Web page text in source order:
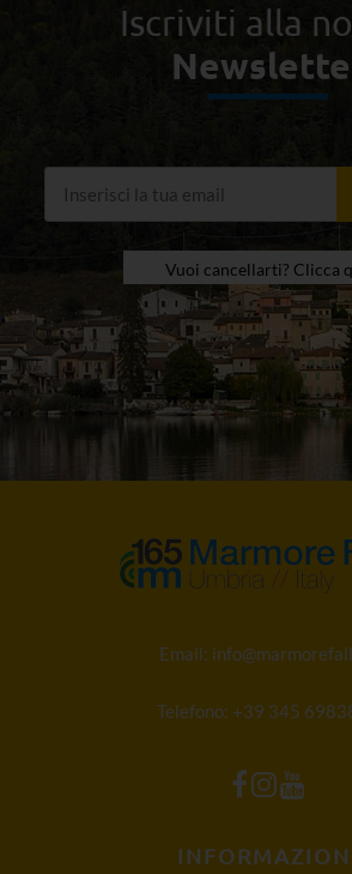
Iscriviti alla
Vuoi cancellarti? Clicca
Email:
Telefono: +39 345